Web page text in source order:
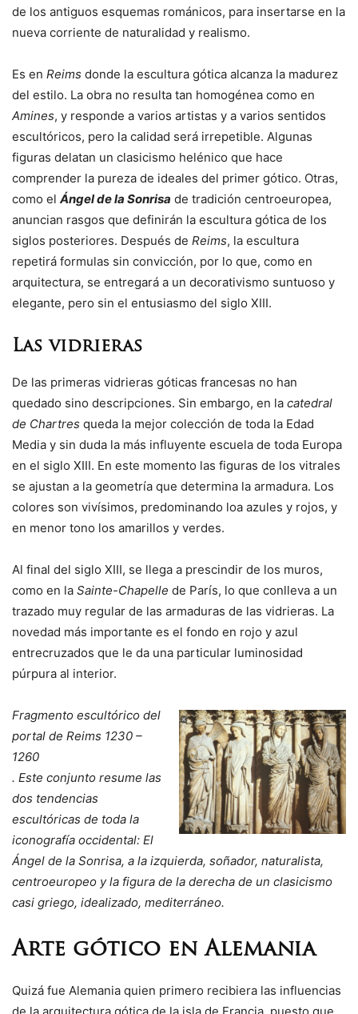
de los antiguos esquemas románicos, para insertarse en la
nueva corriente de naturalidad y realismo.
Es en Reims donde la escultura gótica alcanza la madurez
del estilo. La obra no resulta tan homogénea como en
Amines, y responde a varios artistas y a varios sentidos
escultóricos, pero la calidad será irrepetible. Algunas
figuras delatan un clasicismo helénico que hace
comprender la pureza de ideales del primer gótico. Otras,
como el Ángel de la Sonrisa de tradición centroeuropea,
anuncian rasgos que definirán la escultura gótica de los
siglos posteriores. Después de Reims, la escultura
repetirá formulas sin convicción, por lo que, como en
arquitectura, se entregará a un decorativismo suntuoso y
elegante, pero sin el entusiasmo del siglo XIII.
Las vidrieras
De las primeras vidrieras góticas francesas no han
quedado sino descripciones. Sin embargo, en la catedral
de Chartres queda la mejor colección de toda la Edad
Media y sin duda la más influyente escuela de toda Europa
en el siglo XIII. En este momento las figuras de los vitrales
se ajustan a la geometría que determina la armadura. Los
colores son vivísimos, predominando loa azules y rojos, y
en menor tono los amarillos y verdes.
Al final del siglo XIII, se llega a prescindir de los muros,
como en la Sainte-Chapelle de París, lo que conlleva a un
trazado muy regular de las armaduras de las vidrieras. La
novedad más importante es el fondo en rojo y azul
entrecruzados que le da una particular luminosidad
púrpura al interior.
Fragmento escultórico del
portal de Reims 1230 –
1260
. Este conjunto resume las
dos tendencias
escultóricas de toda la
iconografía occidental: El
Ángel de la Sonrisa, a la izquierda, soñador, naturalista,
centroeuropeo y la figura de la derecha de un clasicismo
casi griego, idealizado, mediterráneo.
Arte gótico en Alemania
Quizá fue Alemania quien primero recibiera las influencias